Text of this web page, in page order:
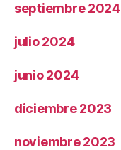
septiembre 2024
julio 2024
junio 2024
diciembre 2023
noviembre 2023